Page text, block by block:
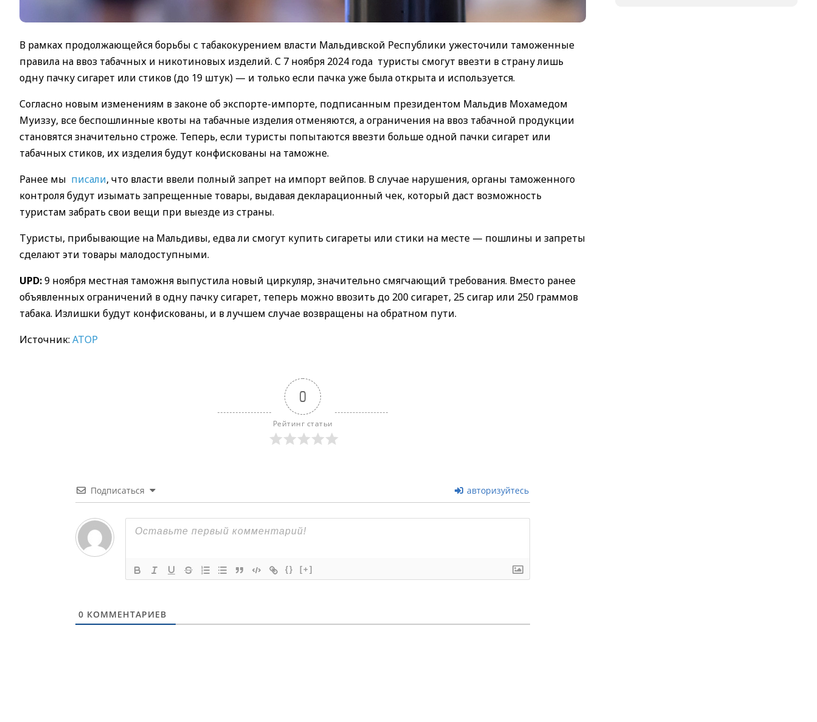
В рамках продолжающейся борьбы с табакокурением власти Мальдивской Республики ужесточили таможенные
правила на ввоз табачных и никотиновых изделий. С 7 ноября 2024 года туристы смогут ввезти в страну лишь
одну пачку сигарет или cтиков (до 19 штук) — и только если пачка уже была открыта и используется.
Согласно новым изменениям в законе об экспорте-импорте, подписанным президентом Мальдив Мохамедом
Муиззу, все беспошлинные квоты на табачные изделия отменяются, а ограничения на ввоз табачной продукции
становятся значительно строже. Теперь, если туристы попытаются ввезти больше одной пачки сигарет или
табачных стиков, их изделия будут конфискованы на таможне.
Ранее мы писали, что власти ввели полный запрет на импорт вейпов. В случае нарушения, органы таможенного
контроля будут изымать запрещенные товары, выдавая декларационный чек, который даст возможность
туристам забрать свои вещи при выезде из страны.
Туристы, прибывающие на Мальдивы, едва ли смогут купить сигареты или стики на месте — пошлины и запреты
сделают эти товары малодоступными.
UPD:9 ноября местная таможня выпустила новый циркуляр, значительно смягчающий требования. Вместо ранее
объявленных ограничений в одну пачку сигарет, теперь можно ввозить до 200 сигарет, 25 сигар или 250 граммов
табака. Излишки будут конфискованы, и в лучшем случае возвращены на обратном пути.
Источник: АТОР
0
Рейтинг статьи
Подписаться авторизуйтесь
{} [+]
0 КОММЕНТАРИЕВ